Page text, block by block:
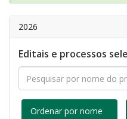
2026
Editais e processos
Ordenar por nome